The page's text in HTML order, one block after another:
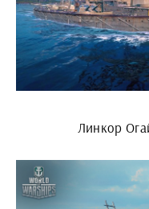
Линкор